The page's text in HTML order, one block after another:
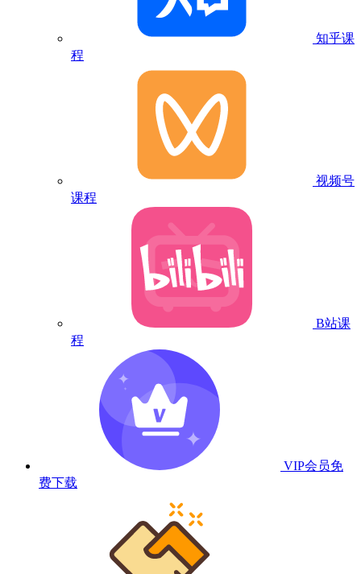
知乎课
程
视频号
课程
B站课
程
VIP会员免
费下载